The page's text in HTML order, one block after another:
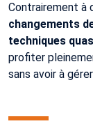
Contrairement à
changements
techniques
profiter
sans avoir à